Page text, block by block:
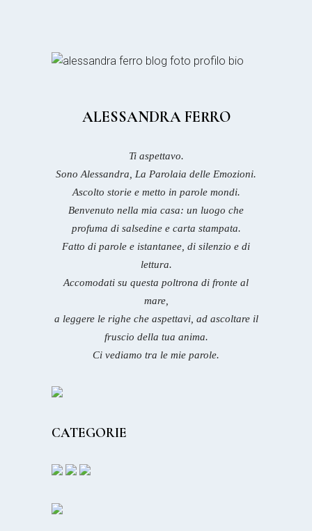
ALESSANDRA FERRO
Ti aspettavo.
Sono Alessandra, La Parolaia delle Emozioni.
Ascolto storie e metto in parole mondi.
Benvenuto nella mia casa: un luogo che
profuma di salsedine e carta stampata.
Fatto di parole e istantanee, di silenzio e di
lettura.
Accomodati su questa poltrona di fronte al
mare,
a leggere le righe che aspettavi, ad ascoltare il
fruscio della tua anima.
Ci vediamo tra le mie parole.
CATEGORIE